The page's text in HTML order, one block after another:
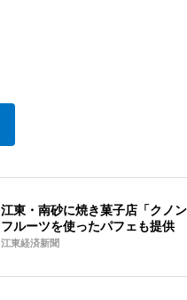
江東・南砂に焼き菓子店「クノ
フルーツを使ったパフェも提供
江東経済新聞